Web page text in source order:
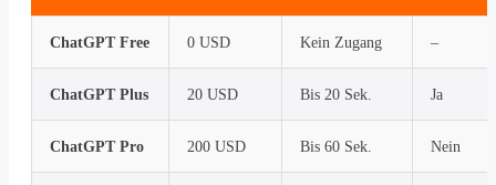
ChatGPT Free 0 USD Kein Zugang –
ChatGPT Plus 20 USD Bis 20 Sek. Ja
ChatGPT Pro 200 USD Bis 60 Sek. Nein